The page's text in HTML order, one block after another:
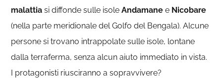
malattia si diffonde sulle isoleAndamane e Nicobare
(nella parte meridionale del Golfo del Bengala). Alcune
persone si trovano intrappolate sulle isole, lontane
dalla terraferma, senza alcun aiuto immediato in vista.
I protagonisti riusciranno a sopravvivere?